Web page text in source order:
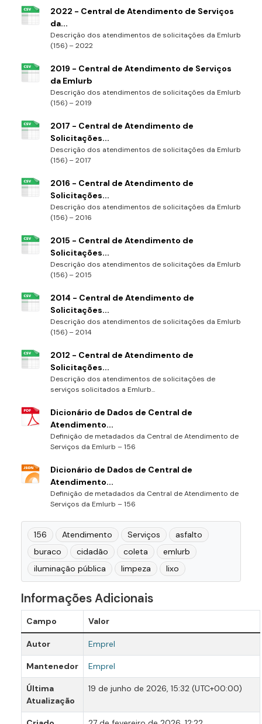
2022 - Central de Atendimento de Serviços
da...
Descrição dos atendimentos de solicitações da Emlurb
(156) – 2022
2019 - Central de Atendimento de Serviços
da Emlurb
Descrição dos atendimentos de solicitações da Emlurb
(156) – 2019
2017 - Central de Atendimento de
Solicitações...
Descrição dos atendimentos de solicitações da Emlurb
(156) – 2017
2016 - Central de Atendimento de
Solicitações...
Descrição dos atendimentos de solicitações da Emlurb
(156) – 2016
2015 - Central de Atendimento de
Solicitações...
Descrição dos atendimentos de solicitações da Emlurb
(156) – 2015
2014 - Central de Atendimento de
Solicitações...
Descrição dos atendimentos de solicitações da Emlurb
(156) – 2014
2012 - Central de Atendimento de
Solicitações...
Descrição dos atendimentos de solicitações de
serviços solicitados a Emlurb...
Dicionário de Dados de Central de
Atendimento...
Definição de metadados da Central de Atendimento de
Serviços da Emlurb – 156
Dicionário de Dados de Central de
Atendimento...
Definição de metadados da Central de Atendimento de
Serviços da Emlurb – 156
156 Atendimento Serviços
asfalto
buraco
cidadão coleta
emlurb
iluminação pública
limpeza lixo
Informações Adicionais
Campo Valor
Autor Emprel
Mantenedor Emprel
Última
Atualização
19 de junho de 2026, 15:32 (UTC+00:00)